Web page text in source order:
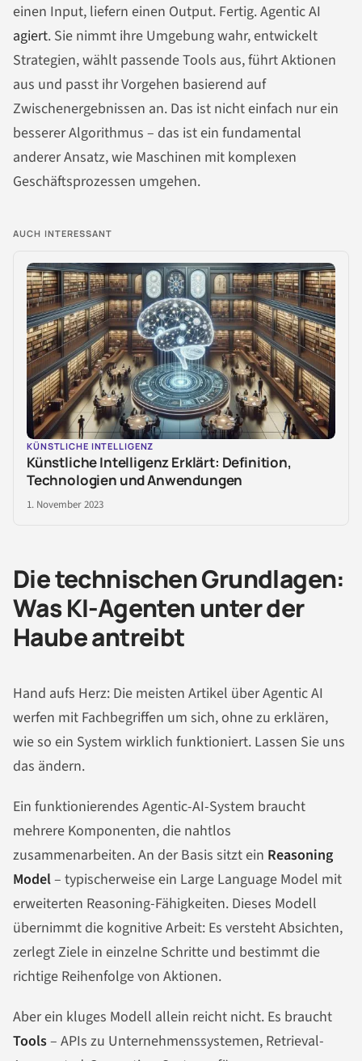
einen Input, liefern einen Output. Fertig. Agentic AI
agiert. Sie nimmt ihre Umgebung wahr, entwickelt
Strategien, wählt passende Tools aus, führt Aktionen
aus und passt ihr Vorgehen basierend auf
Zwischenergebnissen an. Das ist nicht einfach nur ein
besserer Algorithmus – das ist ein fundamental
anderer Ansatz, wie Maschinen mit komplexen
Geschäftsprozessen umgehen.
AUCH INTERESSANT
KÜNSTLICHE INTELLIGENZ
Künstliche Intelligenz Erklärt: Definition,
Technologien und Anwendungen
1. November 2023
Die technischen Grundlagen:
Was KI-Agenten unter der
Haube antreibt
Hand aufs Herz: Die meisten Artikel über Agentic AI
werfen mit Fachbegriffen um sich, ohne zu erklären,
wie so ein System wirklich funktioniert. Lassen Sie uns
das ändern.
Ein funktionierendes Agentic-AI-System braucht
mehrere Komponenten, die nahtlos
zusammenarbeiten. An der Basis sitzt ein Reasoning
Model– typischerweise ein Large Language Model mit
erweiterten Reasoning-Fähigkeiten. Dieses Modell
übernimmt die kognitive Arbeit: Es versteht Absichten,
zerlegt Ziele in einzelne Schritte und bestimmt die
richtige Reihenfolge von Aktionen.
Aber ein kluges Modell allein reicht nicht. Es braucht
Tools– APIs zu Unternehmenssystemen, Retrieval-